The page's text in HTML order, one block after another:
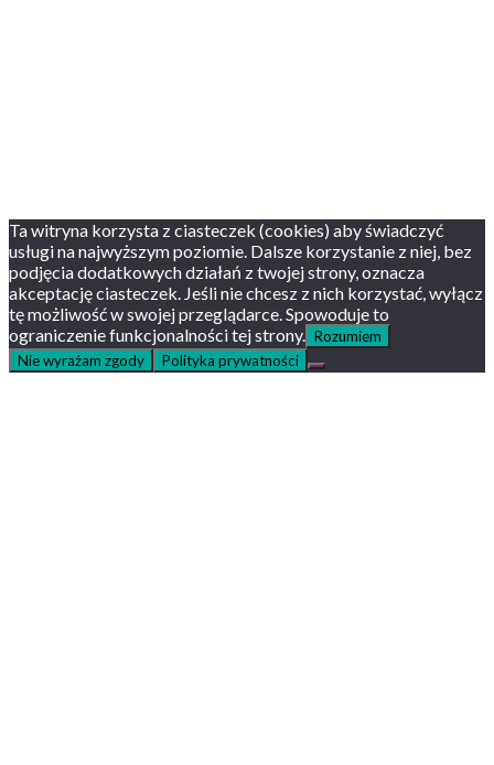
Ta witryna korzysta z ciasteczek (cookies) aby świadczyć
usługi na najwyższym poziomie. Dalsze korzystanie z niej, bez
podjęcia dodatkowych działań z twojej strony, oznacza
akceptację ciasteczek. Jeśli nie chcesz z nich korzystać, wyłącz
tę możliwość w swojej przeglądarce. Spowoduje to
ograniczenie funkcjonalności tej strony. Rozumiem
Nie wyrażam zgody
Polityka prywatności